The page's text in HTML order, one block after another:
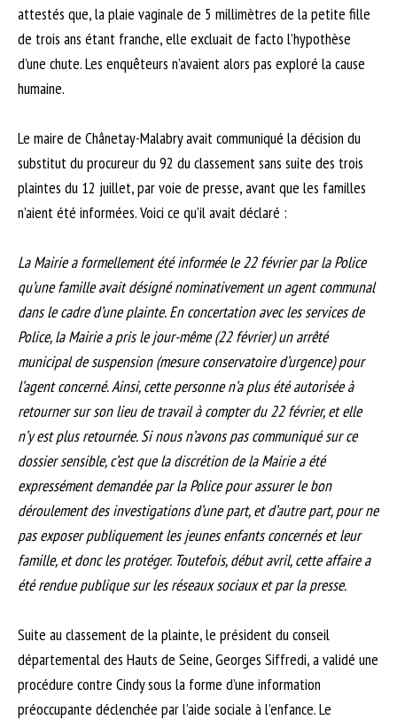
attestés que, la plaie vaginale de 5 millimètres de la petite fille
de trois ans étant franche, elle excluait de facto l’hypothèse
d’une chute. Les enquêteurs n’avaient alors pas exploré la cause
humaine.
Le maire de Chânetay-Malabry avait communiqué la décision du
substitut du procureur du 92 du classement sans suite des trois
plaintes du 12 juillet, par voie de presse, avant que les familles
n’aient été informées. Voici ce qu’il avait déclaré :
La Mairie a formellement été informée le 22 février par la Police
qu’une famille avait désigné nominativement un agent communal
dans le cadre d’une plainte. En concertation avec les services de
Police, la Mairie a pris le jour-même (22 février) un arrêté
municipal de suspension (mesure conservatoire d’urgence) pour
l’agent concerné. Ainsi, cette personne n’a plus été autorisée à
retourner sur son lieu de travail à compter du 22 février, et elle
n’y est plus retournée. Si nous n’avons pas communiqué sur ce
dossier sensible, c’est que la discrétion de la Mairie a été
expressément demandée par la Police pour assurer le bon
déroulement des investigations d’une part, et d’autre part, pour ne
pas exposer publiquement les jeunes enfants concernés et leur
famille, et donc les protéger. Toutefois, début avril, cette affaire a
été rendue publique sur les réseaux sociaux et par la presse.
Suite au classement de la plainte, le président du conseil
départemental des Hauts de Seine, Georges Siffredi, a validé une
procédure contre Cindy sous la forme d’une information
préoccupante déclenchée par l’aide sociale à l’enfance. Le